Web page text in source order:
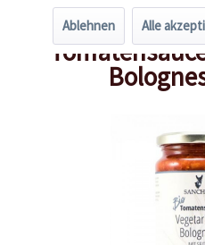
Übersicht
Ablehnen Alle